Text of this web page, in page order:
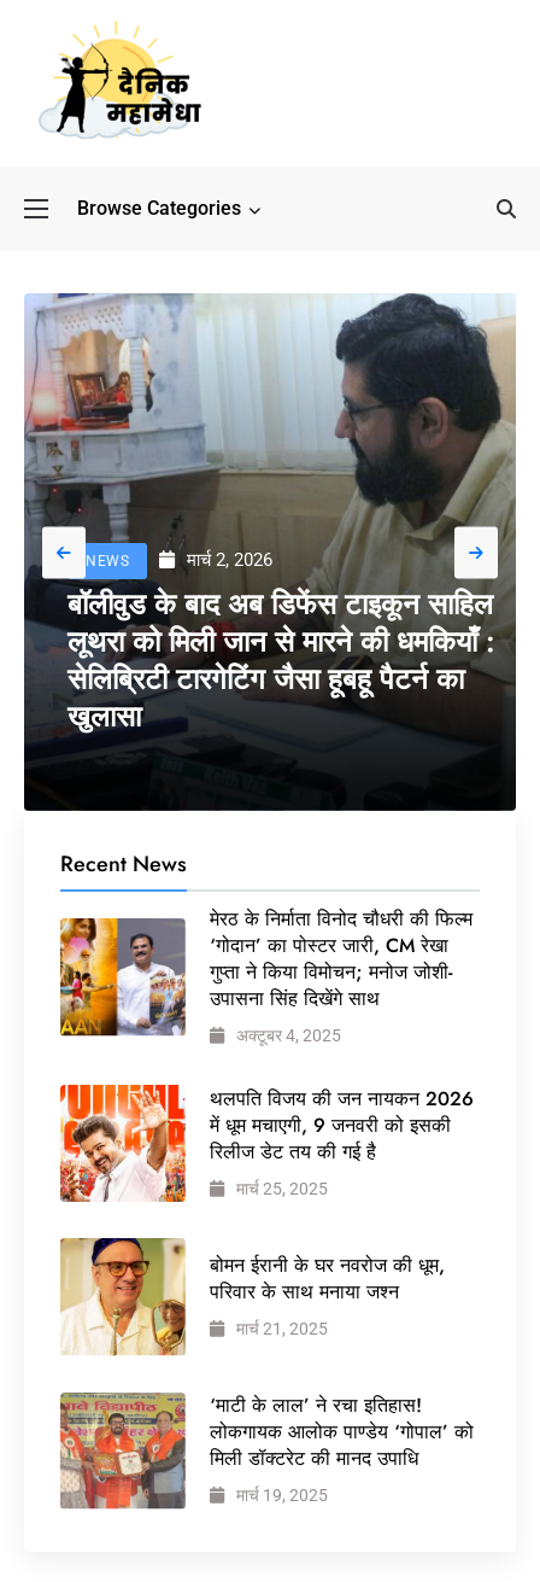
Browse Categories
NEWS मार्च 2, 2026
बॉलीवुड के बाद अब डिफेंस टाइकून साहिल
लूथरा को मिली जान से मारने की धमकियाँ :
सेलिब्रिटी टारगेटिंग जैसा हूबहू पैटर्न का
खुलासा
Recent News
मेरठ के निर्माता विनोद चौधरी की फिल्म
‘गोदान’ का पोस्टर जारी, CM रेखा
गुप्ता ने किया विमोचन; मनोज जोशी-
उपासना सिंह दिखेंगे साथ
अक्टूबर 4, 2025
थलपति विजय की जन नायकन 2026
में धूम मचाएगी, 9 जनवरी को इसकी
रिलीज डेट तय की गई है
मार्च 25, 2025
बोमन ईरानी के घर नवरोज की धूम,
परिवार के साथ मनाया जश्न
मार्च 21, 2025
‘माटी के लाल’ ने रचा इतिहास!
लोकगायक आलोक पाण्डेय ‘गोपाल’ को
मिली डॉक्टरेट की मानद उपाधि
मार्च 19, 2025